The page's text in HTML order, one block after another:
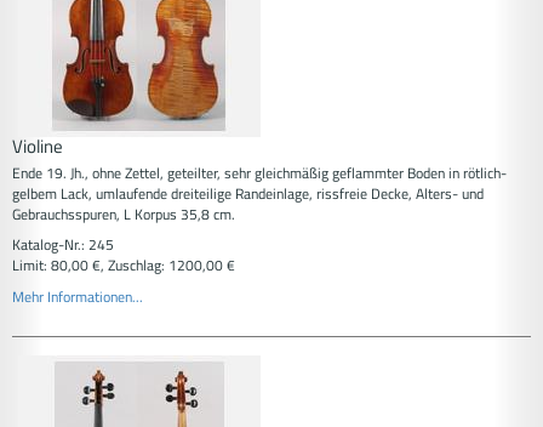
Violine
Ende 19. Jh., ohne Zettel, geteilter, sehr gleichmäßig geflammter Boden in rötlich-
gelbem Lack, umlaufende dreiteilige Randeinlage, rissfreie Decke, Alters- und
Gebrauchsspuren, L Korpus 35,8 cm.
Katalog-Nr.: 245
Limit: 80,00 €, Zuschlag: 1200,00 €
Mehr Informationen...